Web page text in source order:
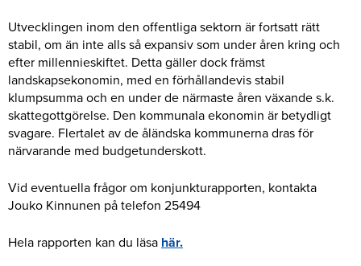
Utvecklingen inom den offentliga sektorn är fortsatt rätt
stabil, om än inte alls så expansiv som under åren kring och
efter millennieskiftet. Detta gäller dock främst
landskapsekonomin, med en förhållandevis stabil
klumpsumma och en under de närmaste åren växande s.k.
skattegottgörelse. Den kommunala ekonomin är betydligt
svagare. Flertalet av de åländska kommunerna dras för
närvarande med budgetunderskott.
Vid eventuella frågor om konjunkturapporten, kontakta
Jouko Kinnunen på telefon 25494
Hela rapporten kan du läsa här.